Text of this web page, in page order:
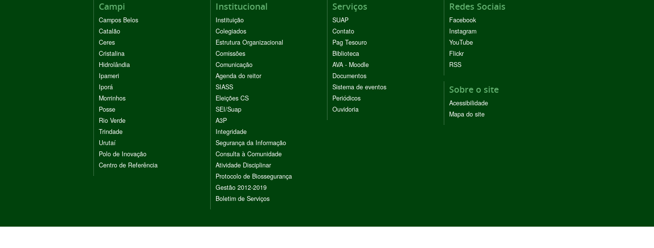
Campi
Campos Belos
Catalão
Ceres
Cristalina
Hidrolândia
Ipameri
Iporá
Morrinhos
Posse
Rio Verde
Trindade
Urutaí
Polo de Inovação
Centro de Referência
Institucional
Instituição
Colegiados
Estrutura Organizacional
Comissões
Comunicação
Agenda do reitor
SIASS
Eleições CS
SEI/Suap
A3P
Integridade
Segurança da Informação
Consulta à Comunidade
Atividade Disciplinar
Protocolo de Biossegurança
Gestão 2012-2019
Boletim de Serviços
Serviços
SUAP
Contato
Pag Tesouro
Biblioteca
AVA - Moodle
Documentos
Sistema de eventos
Periódicos
Ouvidoria
Redes Sociais
Facebook
Instagram
YouTube
Flickr
RSS
Sobre o site
Acessibilidade
Mapa do site